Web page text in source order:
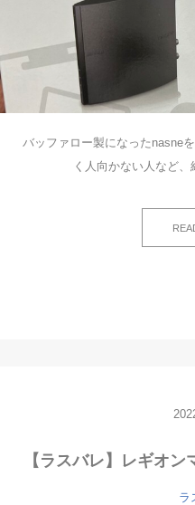
バッファロー製になったnasne
く人向かない人など、
【ラスバレ】レギオ
ラ